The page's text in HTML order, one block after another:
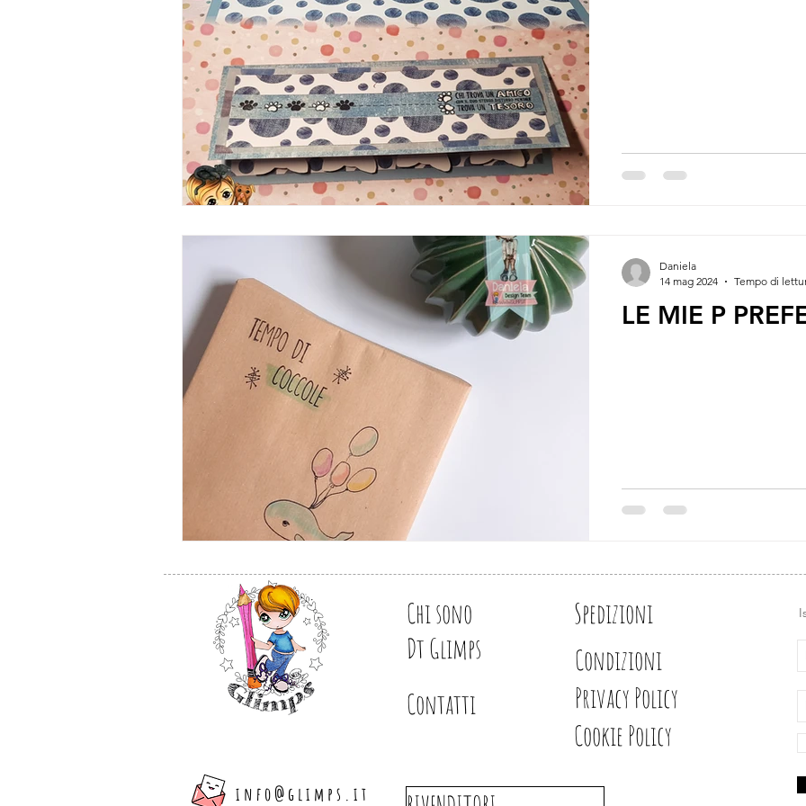
LE MIE P
Daniela
14 mag 2024
Tempo di
Chi sono
Dt Glimps
Contatti
Privacy Policy
Spedizioni
Condizioni
Cookie Policy
info@glimps.it